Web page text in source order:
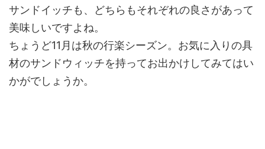
サンドイッチも、どちらもそれぞれの良さがあって
美味しいですよね。
ちょうど11月は秋の行楽シーズン。お気に入りの具
材のサンドウィッチを持ってお出かけしてみてはい
かがでしょうか。